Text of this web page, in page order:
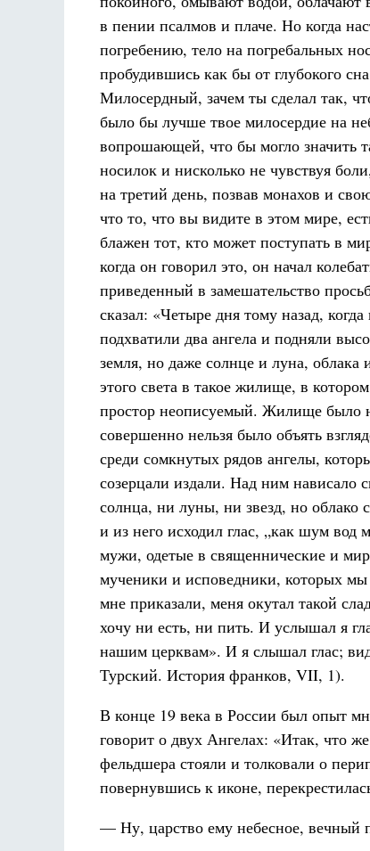
в пении псалмов и плаче. Но когда
погребению, тело на погребальных
пробудившись как бы от глубокого
Милосердный, зачем ты сделал так,
было бы лучше твое милосердие на
вопрошающей, что бы могло значить
носилок и нисколько не чувствуя
на третий день, позвав монахов и
что то, что вы видите в этом мире,
блажен тот, кто может поступать в
когда он говорил это, он начал
приведенный в замешательство
сказал: «Четыре дня тому назад,
подхватили два ангела и подняли
земля, но даже солнце и луна, облака
этого света в такое жилище, в
простор неописуемый. Жилище было
совершенно нельзя было объять
среди сомкнутых рядов ангелы,
созерцали издали. Над ним нависало
солнца, ни луны, ни звезд, но облако
и из него исходил глас, „как шум
мужи, одетые в священнические и
мученики и исповедники, которых мы
мне приказали, меня окутал такой
хочу ни есть, ни пить. И услышал я
нашим церквам». И я слышал глас;
Турский. История франков, VII, 1).
В конце 19 века в России был опыт
говорит о двух Ангелах: «Итак, что
фельдшера стояли и толковали о
повернувшись к иконе,
— Ну, царство ему небесное, вечный